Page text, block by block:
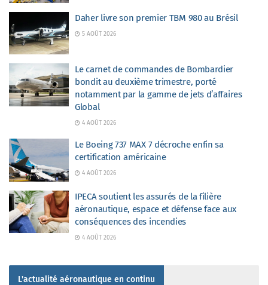
Daher livre son premier TBM 980 au Brésil
5 AOÛT 2026
Le carnet de commandes de Bombardier
bondit au deuxième trimestre, porté
notamment par la gamme de jets d’affaires
Global
4 AOÛT 2026
Le Boeing 737 MAX 7 décroche enfin sa
certification américaine
4 AOÛT 2026
IPECA soutient les assurés de la filière
aéronautique, espace et défense face aux
conséquences des incendies
4 AOÛT 2026
L'actualité aéronautique en continu